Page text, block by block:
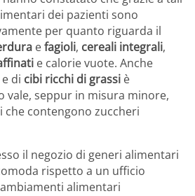
dei pazienti sono
per quanto riguarda il
efagioli, cereali integrali,
e calorie vuote. Anche
di cibi ricchi di grassi è
vale, seppur in misura minore,
che contengono zuccheri
il negozio di generi alimentari
rispetto a un ufficio
alimentari